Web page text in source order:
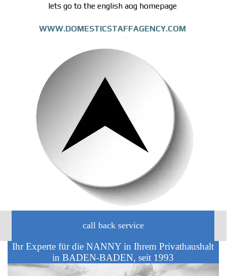
lets go to the english aog homepage
WWW.DOMESTICSTAFFAGENCY.COM
call back service
Ihr Experte für die NANNY in Ihrem Privathaushalt
in BADEN-BADEN, seit 1993